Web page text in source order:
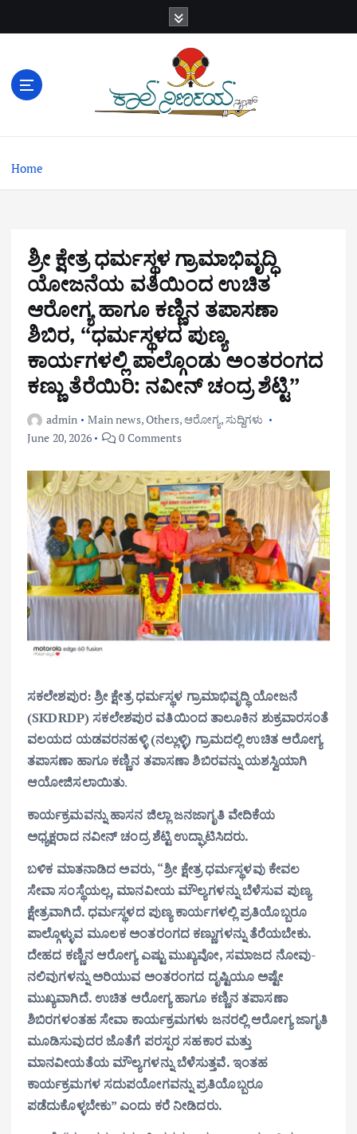
e
Home
ಶ್ರೀ ಕ್ಷೇತ್ರ ಧರ್ಮಸ್ಥಳ ಗ್ರಾಮಾಭಿವೃದ್ಧಿ
ಯೋಜನೆಯ ವತಿಯಿಂದ ಉಚಿತ
ಆರೋಗ್ಯ ಹಾಗೂ ಕಣ್ಣಿನ ತಪಾಸಣಾ
ಶಿಬಿರ, “ಧರ್ಮಸ್ಥಳದ ಪುಣ್ಯ
ಕಾರ್ಯಗಳಲ್ಲಿ ಪಾಲ್ಗೊಂಡು ಅಂತರಂಗದ
ಕಣ್ಣು ತೆರೆಯಿರಿ: ನವೀನ್ ಚಂದ್ರ ಶೆಟ್ಟಿ”
admin Main news,Others,ಆರೋಗ್ಯ ,ಸುದ್ದಿಗಳು
June 20, 2026
0 Comments
ಸಕಲೇಶಪುರ: ಶ್ರೀ ಕ್ಷೇತ್ರ ಧರ್ಮಸ್ಥಳ ಗ್ರಾಮಾಭಿವೃದ್ಧಿ ಯೋಜನೆ
(SKDRDP) ಸಕಲೇಶಪುರ ವತಿಯಿಂದ ತಾಲೂಕಿನ ಶುಕ್ರವಾರಸಂತೆ
ವಲಯದ ಯಡವರನಹಳ್ಳಿ (ನಲ್ಲುಳ್ಳಿ) ಗ್ರಾಮದಲ್ಲಿ ಉಚಿತ ಆರೋಗ್ಯ
ತಪಾಸಣಾ ಹಾಗೂ ಕಣ್ಣಿನ ತಪಾಸಣಾ ಶಿಬಿರವನ್ನು ಯಶಸ್ವಿಯಾಗಿ
ಆಯೋಜಿಸಲಾಯಿತು.
ಕಾರ್ಯಕ್ರಮವನ್ನು ಹಾಸನ ಜಿಲ್ಲಾ ಜನಜಾಗೃತಿ ವೇದಿಕೆಯ
ಅಧ್ಯಕ್ಷರಾದ ನವೀನ್ ಚಂದ್ರ ಶೆಟ್ಟಿ ಉದ್ಘಾಟಿಸಿದರು.
ಬಳಿಕ ಮಾತನಾಡಿದ ಅವರು, “ಶ್ರೀ ಕ್ಷೇತ್ರ ಧರ್ಮಸ್ಥಳವು ಕೇವಲ
ಸೇವಾ ಸಂಸ್ಥೆಯಲ್ಲ, ಮಾನವೀಯ ಮೌಲ್ಯಗಳನ್ನು ಬೆಳೆಸುವ ಪುಣ್ಯ
ಕ್ಷೇತ್ರವಾಗಿದೆ. ಧರ್ಮಸ್ಥಳದ ಪುಣ್ಯ ಕಾರ್ಯಗಳಲ್ಲಿ ಪ್ರತಿಯೊಬ್ಬರೂ
ಪಾಲ್ಗೊಳ್ಳುವ ಮೂಲಕ ಅಂತರಂಗದ ಕಣ್ಣುಗಳನ್ನು ತೆರೆಯಬೇಕು.
ದೇಹದ ಕಣ್ಣಿನ ಆರೋಗ್ಯ ಎಷ್ಟು ಮುಖ್ಯವೋ, ಸಮಾಜದ ನೋವು-
ನಲಿವುಗಳನ್ನು ಅರಿಯುವ ಅಂತರಂಗದ ದೃಷ್ಟಿಯೂ ಅಷ್ಟೇ
ಮುಖ್ಯವಾಗಿದೆ. ಉಚಿತ ಆರೋಗ್ಯ ಹಾಗೂ ಕಣ್ಣಿನ ತಪಾಸಣಾ
ಶಿಬಿರಗಳಂತಹ ಸೇವಾ ಕಾರ್ಯಕ್ರಮಗಳು ಜನರಲ್ಲಿ ಆರೋಗ್ಯ ಜಾಗೃತಿ
ಮೂಡಿಸುವುದರ ಜೊತೆಗೆ ಪರಸ್ಪರ ಸಹಕಾರ ಮತ್ತು
ಮಾನವೀಯತೆಯ ಮೌಲ್ಯಗಳನ್ನು ಬೆಳೆಸುತ್ತವೆ. ಇಂತಹ
ಕಾರ್ಯಕ್ರಮಗಳ ಸದುಪಯೋಗವನ್ನು ಪ್ರತಿಯೊಬ್ಬರೂ
ಪಡೆದುಕೊಳ್ಳಬೇಕು” ಎಂದು ಕರೆ ನೀಡಿದರು.